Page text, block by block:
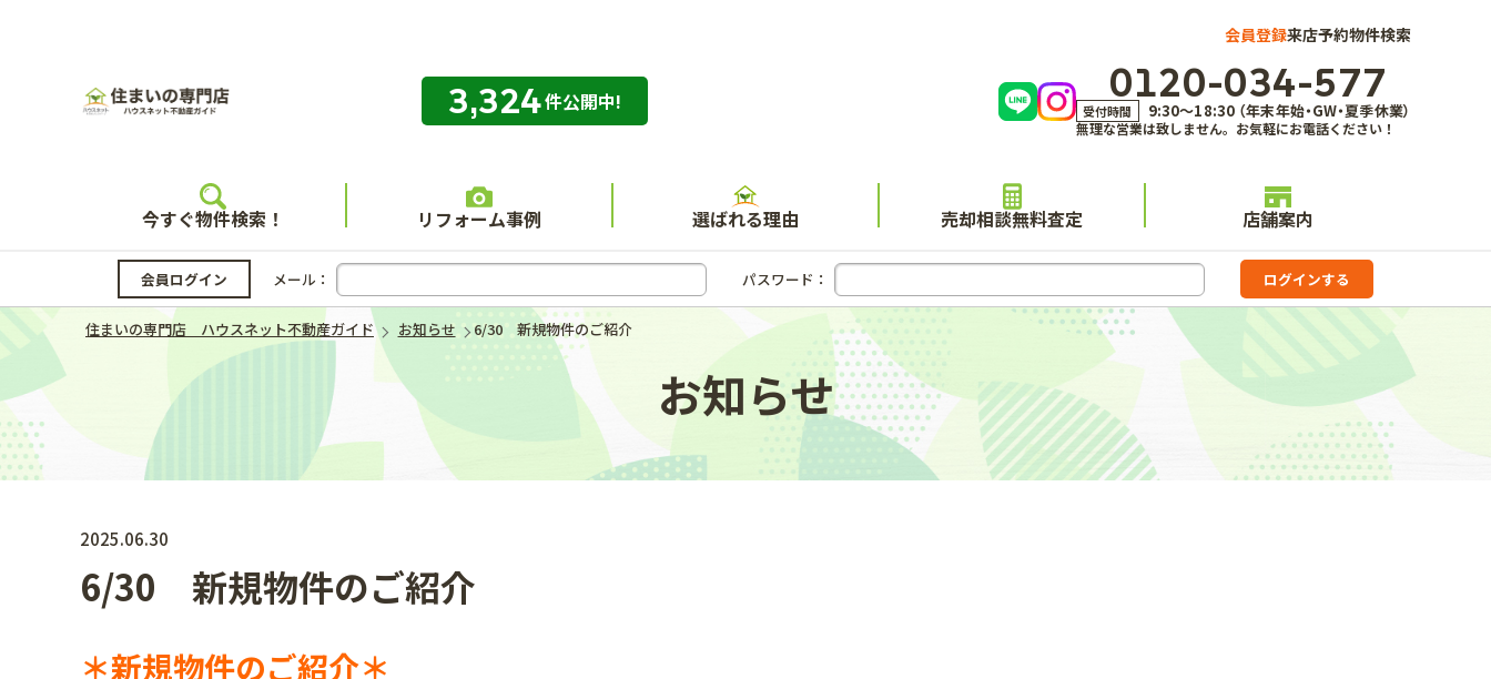
会員登録来店予約物件検索
住まいの専門店 ハウスネット不動産ガイド
3,324件公開中! 0120-034-577
受付時間 9:30～18:30 （年末年始・GW・夏季休業）
無理な営業は致しません。お気軽にお電話ください！
今すぐ物件検索！ リフォーム事例 選ばれる理由 売却相談無料査定 店舗案内
会員ログイン メール： パスワード：
住まいの専門店 ハウスネット不動産ガイド お知らせ 6/30 新規物件のご紹介
お知らせ
2025.06.30
6/30 新規物件のご紹介
＊新規物件のご紹介＊